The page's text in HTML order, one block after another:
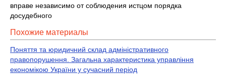
вправе независимо от соблюдения истцом порядка
досудебного
Похожие материалы
Поняття та юридичний склад адміністративного
правопорушення. Загальна характеристика управління
економікою України у сучасний період